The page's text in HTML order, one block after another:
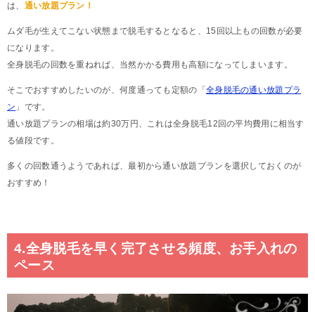
は、 通い放題プラン！
ムダ毛が生えてこない状態まで脱毛するとなると、15回以上もの回数が必要
になります。
全身脱毛の回数を重ねれば、当然かかる費用も高額になってしまいます。
そこでおすすめしたいのが、何度通っても定額の「 全身脱毛の通い放題プラ
ン 」です。
通い放題プランの相場は約30万円、これは全身脱毛12回の平均費用に相当す
る値段です。
多くの回数通うようであれば、最初から通い放題プランを選択しておくのが
おすすめ！
4.全身脱毛を早く完了させる頻度、お手入れの
ペース